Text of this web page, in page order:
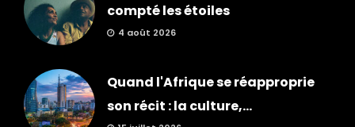
compté les étoiles
4 août 2026
Quand l'Afrique se réapproprie
son récit : la culture,...